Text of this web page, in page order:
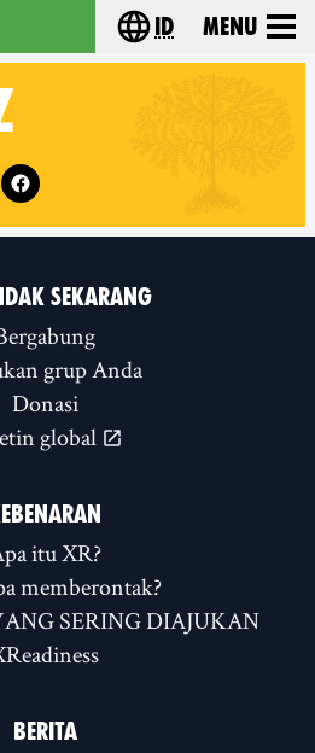
Choose your
id Menu
SEKARANG
grup Anda
Donasi
global
itu XR?
memberontak?
SERING DIAJUKAN
BERITA